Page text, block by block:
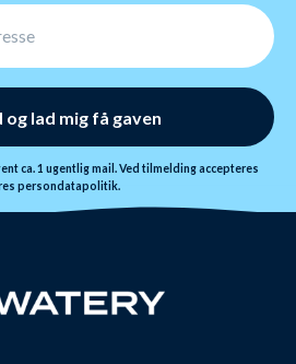
og lad mig få gaven
ca. 1 ugentlig mail. Ved tilmelding accepteres
persondatapolitik.